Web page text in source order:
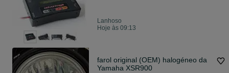
Lanhoso
Hoje às 09:13
farol original (OEM) halogéneo da
Yamaha XSR900